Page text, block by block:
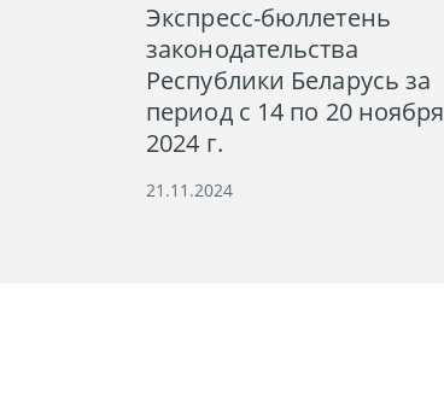
Экспресс-бюллетень
законодательства
Республики Беларусь за
период с 14 по 20 ноября
2024 г.
21.11.2024